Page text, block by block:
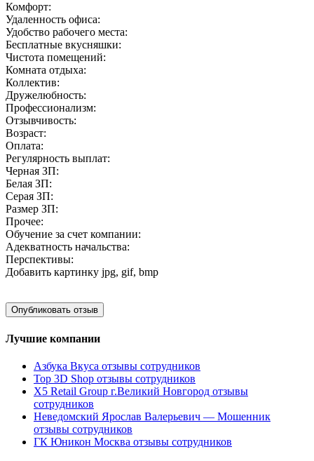
Комфорт:
Удаленность офиса:
Удобство рабочего места:
Бесплатные вкусняшки:
Чистота помещений:
Комната отдыха:
Коллектив:
Дружелюбность:
Профессионализм:
Отзывчивость:
Возраст:
Оплата:
Регулярность выплат:
Черная ЗП:
Белая ЗП:
Серая ЗП:
Размер ЗП:
Прочее:
Обучение за счет компании:
Адекватность начальства:
Перспективы:
Добавить картинку jpg, gif, bmp
Лучшие компании
Азбука Вкуса отзывы сотрудников
Top 3D Shop отзывы сотрудников
X5 Retail Group г.Великий Новгород отзывы
сотрудников
Неведомский Ярослав Валерьевич — Мошенник
отзывы сотрудников
ГК Юникон Москва отзывы сотрудников